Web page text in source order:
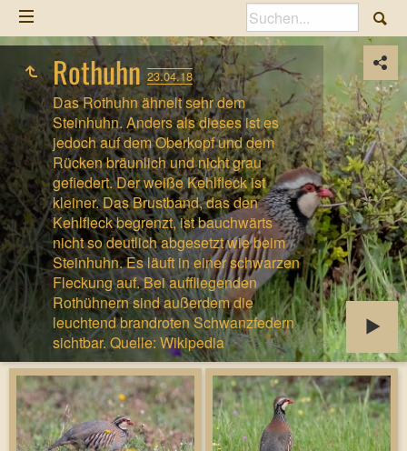
Rothuhn23.04.18
Das Rothuhn ähnelt sehr dem
Steinhuhn. Anders als dieses ist es
jedoch auf dem Oberkopf und dem
Rücken bräunlich und nicht grau
gefiedert. Der weiße Kehlfleck ist
kleiner. Das Brustband, das den
Kehlfleck begrenzt, ist bauchwärts
nicht so deutlich abgesetzt wie beim
Steinhuhn. Es läuft in einer schwarzen
Fleckung auf. Bei auffliegenden
Rothühnern sind außerdem die
leuchtend brandroten Schwanzfedern
sichtbar. Quelle: Wikipedia